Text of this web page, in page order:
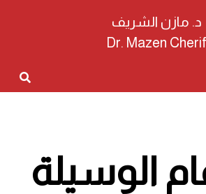
د. مازن الشريف
Dr. Mazen Cherif
الوسيلة